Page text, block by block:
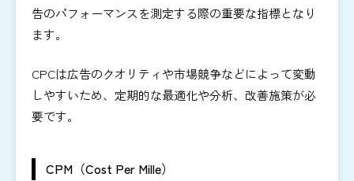
告のパフォーマンスを測定する際の重要な指標となり
ます。
CPCは広告のクオリティや市場競争などによって変動
しやすいため、定期的な最適化や分析、改善施策が必
要です。
CPM（Cost Per Mille）